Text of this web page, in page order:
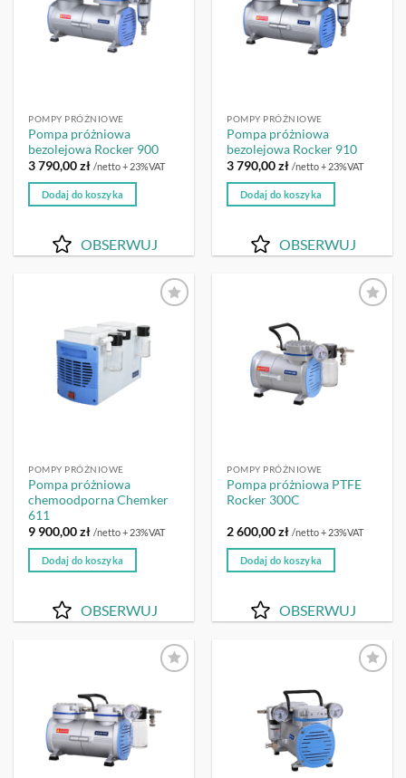
POMPY PRÓŻNIOWE
Pompa próżniowa
bezolejowa Rocker 900
3 790,00zł /netto + 23%VAT
Dodaj do koszyka
OBSERWUJ
POMPY PRÓŻNIOWE
Pompa próżniowa
bezolejowa Rocker 910
3 790,00zł /netto + 23%VAT
Dodaj do koszyka
OBSERWUJ
POMPY PRÓŻNIOWE
Pompa próżniowa
chemoodporna Chemker
611
9 900,00zł /netto + 23%VAT
Dodaj do koszyka
OBSERWUJ
POMPY PRÓŻNIOWE
Pompa próżniowa PTFE
Rocker 300C
2 600,00zł /netto + 23%VAT
Dodaj do koszyka
OBSERWUJ